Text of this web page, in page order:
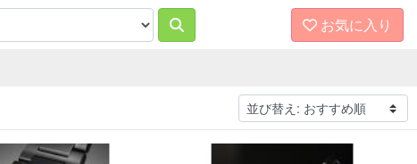
お気に入り